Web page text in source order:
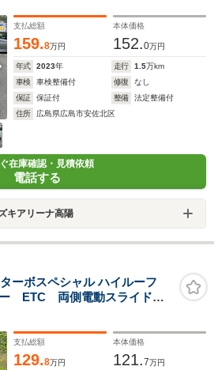
支払総額
159.8万円
本体価格
152.0万円
年式 2023年 走行 1.5万km
車検
車検整備付 修復
なし
保証
保証付 整備
法定整備付
住所
広島県広島市安佐北区
在庫確認・見積依頼
電話する
キアリーナ高陽
ーボスペシャル ハイルーフ
ETC 両側電動スライドド
クリアランスソナー 衝
トライト HID スマートキ
チシート AT 盗難防止
支払総額
129.8万円
本体価格
121.7万円